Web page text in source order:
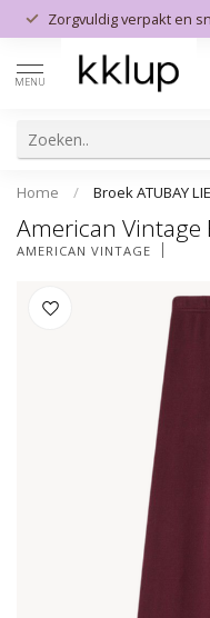
Zorgvuldig verpakt en
MENU
Home / Broek ATUBAY
American Vintage
AMERICAN VINTAGE